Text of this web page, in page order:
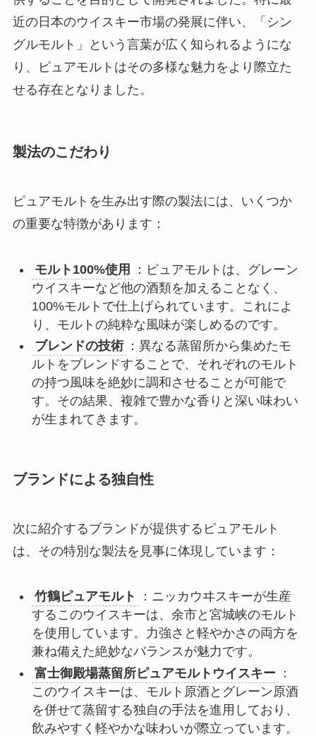
近の日本のウイスキー市場の発展に伴い、「シン
グルモルト」という言葉が広く知られるようにな
り、ピュアモルトはその多様な魅力をより際立た
せる存在となりました。
製法のこだわり
ピュアモルトを生み出す際の製法には、いくつか
の重要な特徴があります：
モルト100%使用
：ピュアモルトは、グレーン
ウイスキーなど他の酒類を加えることなく、
100%モルトで仕上げられています。これによ
り、モルトの純粋な風味が楽しめるのです。
ブレンドの技術
：異なる蒸留所から集めたモ
ルトをブレンドすることで、それぞれのモルト
の持つ風味を絶妙に調和させることが可能で
す。その結果、複雑で豊かな香りと深い味わい
が生まれてきます。
ブランドによる独自性
次に紹介するブランドが提供するピュアモルト
は、その特別な製法を見事に体現しています：
竹鶴ピュアモルト
：ニッカウヰスキーが生産
するこのウイスキーは、余市と宮城峡のモルト
を使用しています。力強さと軽やかさの両方を
兼ね備えた絶妙なバランスが魅力です。
富士御殿場蒸留所ピュアモルトウイスキー
：
このウイスキーは、モルト原酒とグレーン原酒
を併せて蒸留する独自の手法を進用しており、
飲みやすく軽やかな味わいが際立っています。